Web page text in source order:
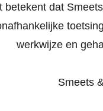
betekent dat
werkwijze en
Smeets